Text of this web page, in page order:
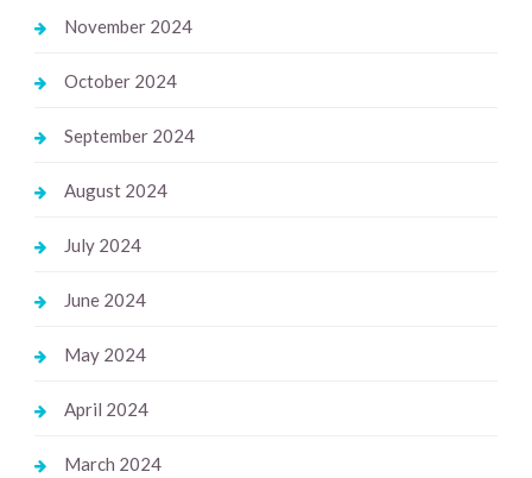
November 2024
October 2024
September 2024
August 2024
July 2024
June 2024
May 2024
April 2024
March 2024